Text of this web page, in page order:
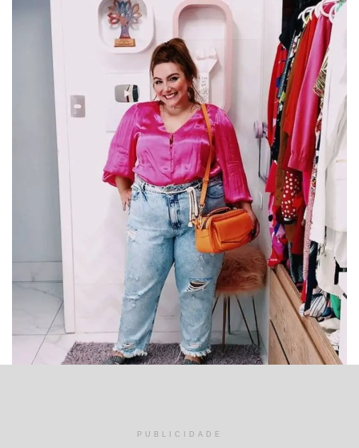
PUBLICIDADE